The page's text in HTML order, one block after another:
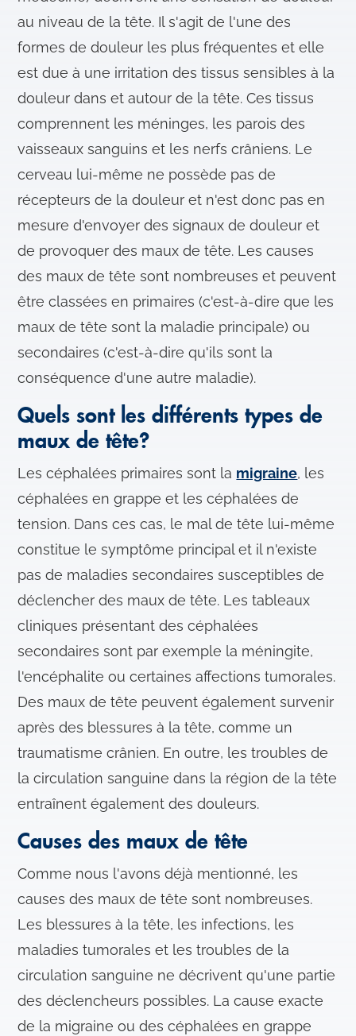
au niveau de la tête. Il s'agit de l'une des
formes de douleur les plus fréquentes et elle
est due à une irritation des tissus sensibles à la
douleur dans et autour de la tête. Ces tissus
comprennent les méninges, les parois des
vaisseaux sanguins et les nerfs crâniens. Le
cerveau lui-même ne possède pas de
récepteurs de la douleur et n'est donc pas en
mesure d'envoyer des signaux de douleur et
de provoquer des maux de tête. Les causes
des maux de tête sont nombreuses et peuvent
être classées en primaires (c'est-à-dire que les
maux de tête sont la maladie principale) ou
secondaires (c'est-à-dire qu'ils sont la
conséquence d'une autre maladie).
Quels sont les différents types de
maux de tête?
Les céphalées primaires sont la migraine, les
céphalées en grappe et les céphalées de
tension. Dans ces cas, le mal de tête lui-même
constitue le symptôme principal et il n'existe
pas de maladies secondaires susceptibles de
déclencher des maux de tête. Les tableaux
cliniques présentant des céphalées
secondaires sont par exemple la méningite,
l'encéphalite ou certaines affections tumorales.
Des maux de tête peuvent également survenir
après des blessures à la tête, comme un
traumatisme crânien. En outre, les troubles de
la circulation sanguine dans la région de la tête
entraînent également des douleurs.
Causes des maux de tête
Comme nous l'avons déjà mentionné, les
causes des maux de tête sont nombreuses.
Les blessures à la tête, les infections, les
maladies tumorales et les troubles de la
circulation sanguine ne décrivent qu'une partie
des déclencheurs possibles. La cause exacte
de la migraine ou des céphalées en grappe